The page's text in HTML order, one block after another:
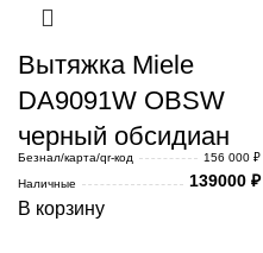
Вытяжка Miele
DA9091W OBSW
черный обсидиан
Безнал/карта/qr-код
156 000 ₽
Наличные
139000 ₽
В корзину